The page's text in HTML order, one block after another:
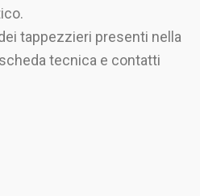
tappezzieri presenti nella
tecnica e contatti